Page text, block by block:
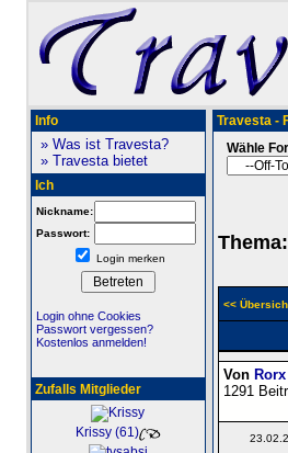
Info
» Was ist Travesta?
» Travesta bietet
Ich
Nickname:
Passwort:
Login merken
Login ohne Cookies
Passwort vergessen?
Kostenlos anmelden!
Zufalls Mitglieder
Krissy (61)
Travesta -
Wähle
Thema:
<<
Von Rorx
1291